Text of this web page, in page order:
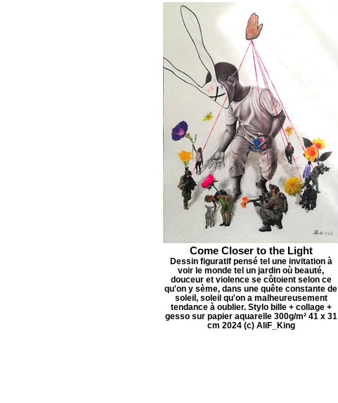
Come Closer to the Light
Dessin figuratif pensé tel une invitation à
voir le monde tel un jardin où beauté,
douceur et violence se côtoient selon ce
qu'on y sème, dans une quête constante de
soleil, soleil qu'on a malheureusement
tendance à oublier. Stylo bille + collage +
gesso sur papier aquarelle 300g/m² 41 x 31
cm 2024 (c) AliF_King